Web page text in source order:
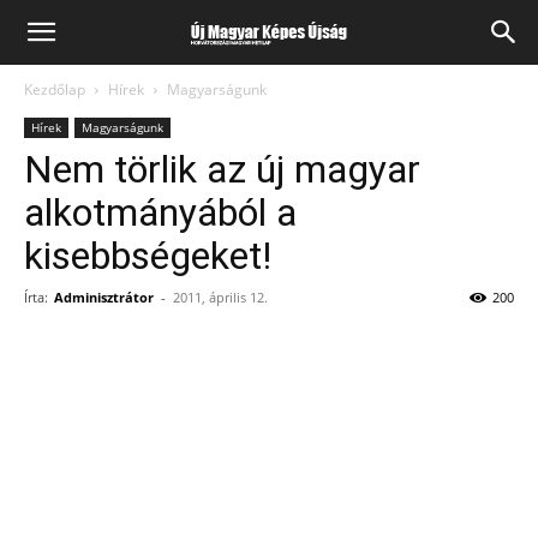
Kezdőlap Hírek Magyarságunk
Hírek Magyarságunk
Nem törlik az új magyar
alkotmányából a
kisebbségeket!
Írta: Adminisztrátor - 2011, április 12. 200